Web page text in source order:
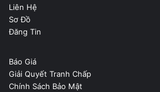
Liên Hệ
Sơ Đồ
Đăng Tin
Báo Giá
Giải Quyết Tranh Chấp
Chính Sách Bảo Mật